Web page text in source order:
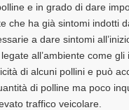
e in grado di dare
che ha già sintomi
a dare sintomi
all’ambiente come
di alcuni pollini e può
di polline ma poco
traffico veicolare.